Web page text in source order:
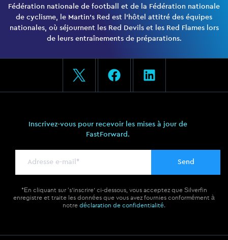
Fédération nationale de football et de la Fédération nationale
de cyclisme, le Martin’s Red est l’hôtel attitré des équipes
nationales, où séjournent les Red Devils et les Red Flames lors
de leurs entraînements de préparations.
a
c
o
o
k
i
n
d
n
Inscrivez-vous pour recevoir les mises à jour de
FastForward.
*En cliquant sur ‘s’inscrire’ ci-dessous, vous acceptez que Silverfin
enregistre et traite les données que vous avez fournies conformément à
notre déclaration de confidentialité.